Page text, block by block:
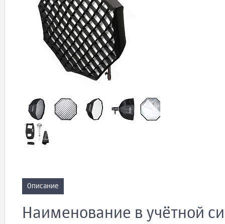
Описание
Наименование в учётной